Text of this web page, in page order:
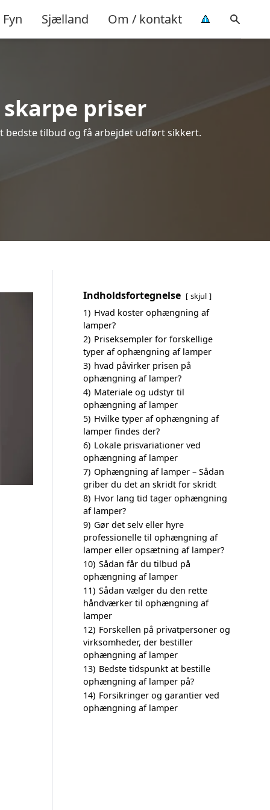
Fyn Sjælland Om / kontakt
priser
tilbud og få arbejdet udført sikkert.
Indholdsfortegnelse skjul
1) Hvad koster ophængning af
lamper?
2) Priseksempler for forskellige
typer af ophængning af lamper
3) hvad påvirker prisen på
ophængning af lamper?
4) Materiale og udstyr til
ophængning af lamper
5) Hvilke typer af ophængning af
lamper findes der?
6) Lokale prisvariationer ved
ophængning af lamper
7) Ophængning af lamper – Sådan
griber du det an skridt for skridt
8) Hvor lang tid tager ophængning
af lamper?
9) Gør det selv eller hyre
professionelle til ophængning af
lamper eller opsætning af lamper?
10) Sådan får du tilbud på
ophængning af lamper
11) Sådan vælger du den rette
håndværker til ophængning af
lamper
12) Forskellen på privatpersoner og
virksomheder, der bestiller
ophængning af lamper
13) Bedste tidspunkt at bestille
ophængning af lamper på?
14) Forsikringer og garantier ved
ophængning af lamper